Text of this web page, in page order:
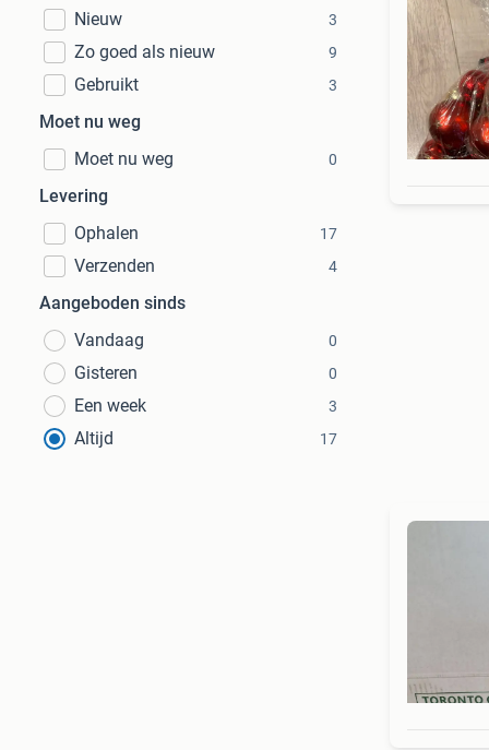
Nieuw
3
Zo goed als nieuw 9
Gebruikt 3
Moet nu weg
Moet nu weg
0
Levering
Ophalen
17
Verzenden 4
Aangeboden sinds
Vandaag
0
Gisteren 0
Een week 3
Altijd 17